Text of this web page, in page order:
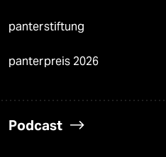
panterstiftung
panterpreis 2026
Podcast